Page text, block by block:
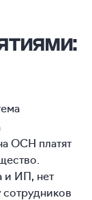
ОСН платят
и ИП, нет